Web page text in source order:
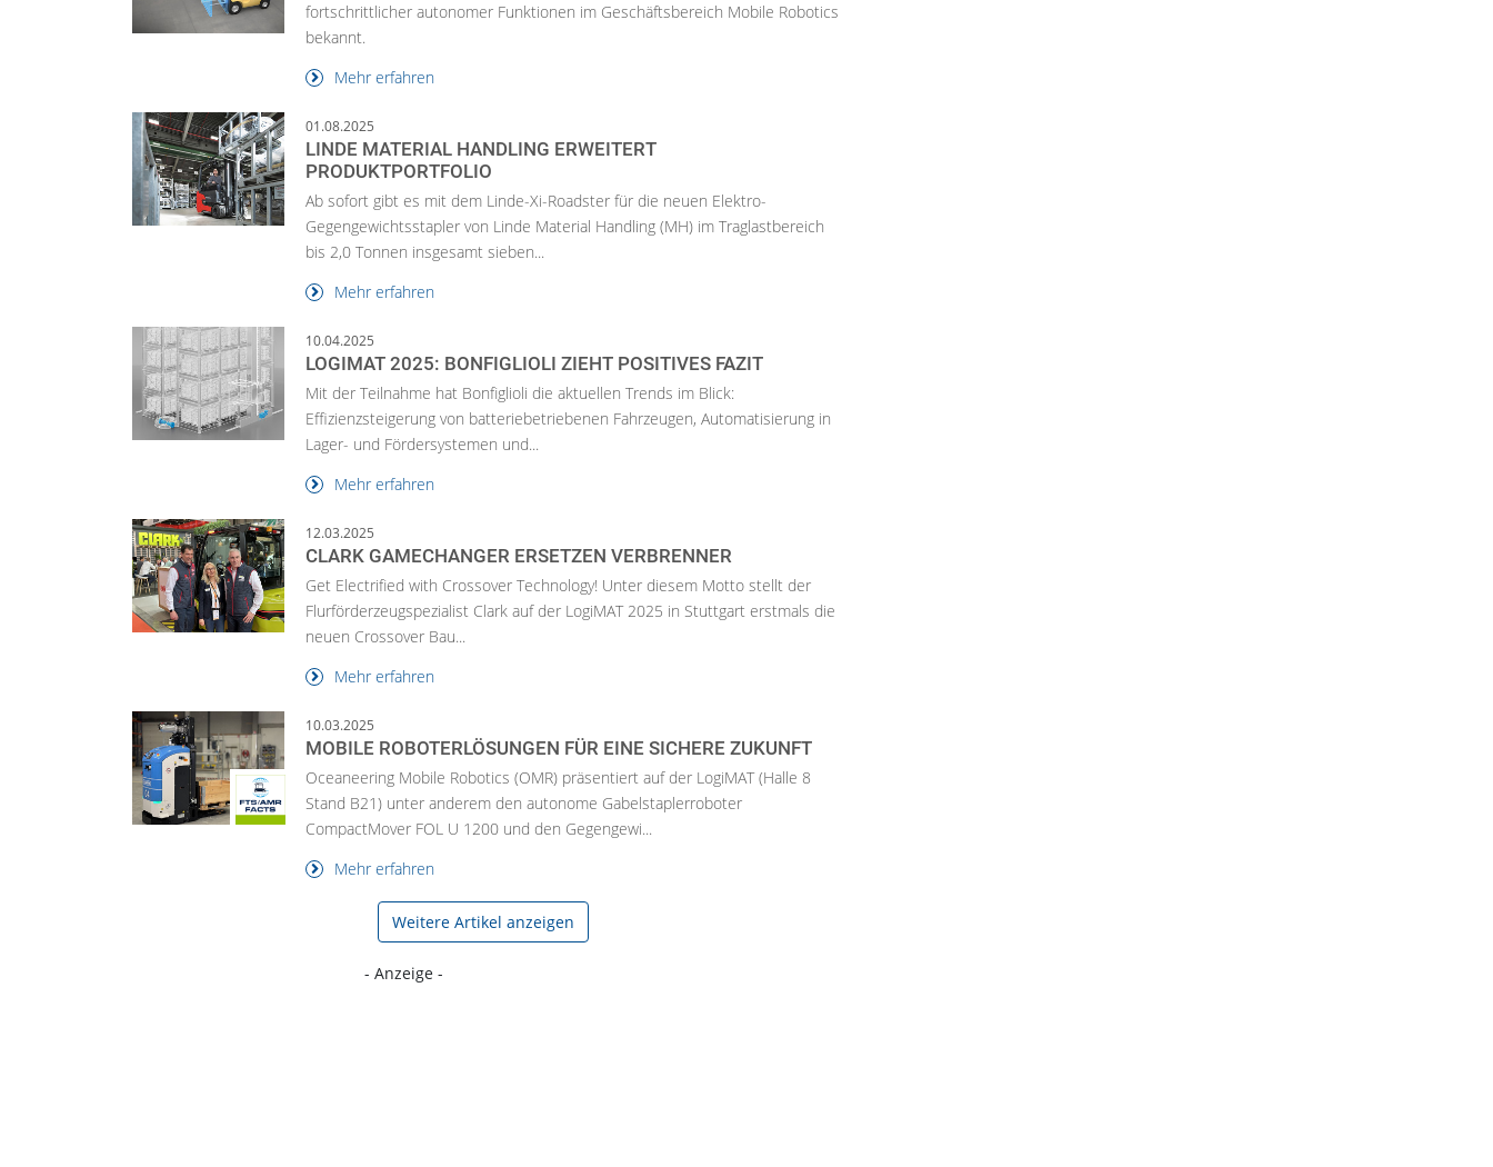
fortschrittlicher autonomer Funktionen im Geschäftsbereich Mobile Robotics
bekannt.
Mehr erfahren
01.08.2025
LINDE MATERIAL HANDLING ERWEITERT
PRODUKTPORTFOLIO
Ab sofort gibt es mit dem Linde-Xi-Roadster für die neuen Elektro-
Gegengewichtsstapler von Linde Material Handling (MH) im Traglastbereich
bis 2,0 Tonnen insgesamt sieben...
Mehr erfahren
10.04.2025
LOGIMAT 2025: BONFIGLIOLI ZIEHT POSITIVES FAZIT
Mit der Teilnahme hat Bonfiglioli die aktuellen Trends im Blick:
Effizienzsteigerung von batteriebetriebenen Fahrzeugen, Automatisierung in
Lager- und Fördersystemen und...
Mehr erfahren
12.03.2025
CLARK GAMECHANGER ERSETZEN VERBRENNER
Get Electrified with Crossover Technology! Unter diesem Motto stellt der
Flurförderzeugspezialist Clark auf der LogiMAT 2025 in Stuttgart erstmals die
neuen Crossover Bau...
Mehr erfahren
10.03.2025
MOBILE ROBOTERLÖSUNGEN FÜR EINE SICHERE ZUKUNFT
Oceaneering Mobile Robotics (OMR) präsentiert auf der LogiMAT (Halle 8
Stand B21) unter anderem den autonome Gabelstaplerroboter
CompactMover FOL U 1200 und den Gegengewi...
Mehr erfahren
Weitere Artikel anzeigen
- Anzeige -